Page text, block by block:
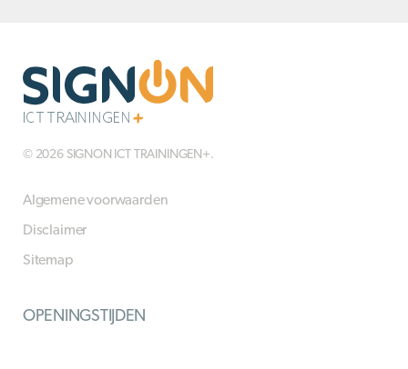
© 2026 SIGNON ICT TRAININGEN+.
Algemene voorwaarden
Disclaimer
Sitemap
OPENINGSTIJDEN